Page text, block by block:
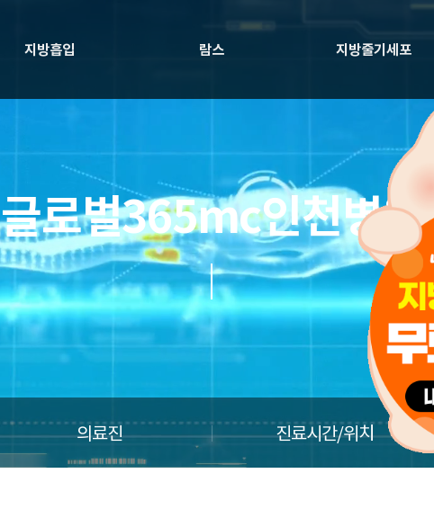
지방흡입 람스 지방줄기세포
글로벌365mc인천병원
의료진 진료시간/위치